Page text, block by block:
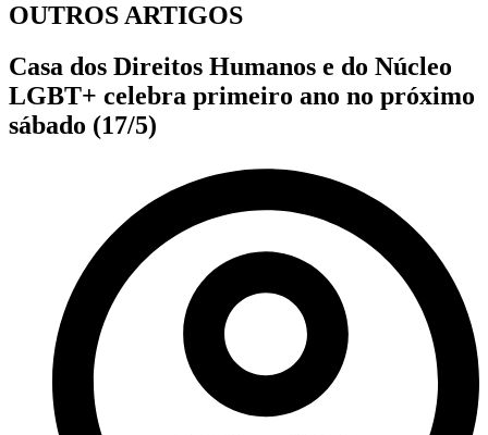
OUTROS ARTIGOS
Casa dos Direitos Humanos e do Núcleo
LGBT+ celebra primeiro ano no próximo
sábado (17/5)